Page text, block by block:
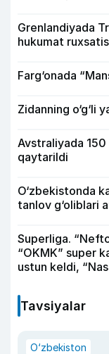
Grenlandiyada
hukumat
Farg‘onada
Zidanning o‘g‘li
Avstraliyada
qaytarildi
O‘zbekistonda
tanlov g‘oliblari
Superliga.
“OKMK” super
ustun keldi,
Tavsiyalar
O‘zbekiston